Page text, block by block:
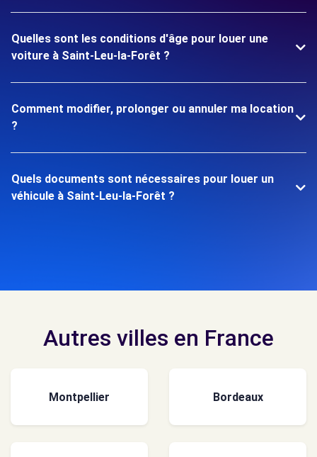
Quelles sont les conditions d'âge pour louer une
voiture à Saint-Leu-la-Forêt ?
Comment modifier, prolonger ou annuler ma location
?
Quels documents sont nécessaires pour louer un
véhicule à Saint-Leu-la-Forêt ?
Autres villes en France
Montpellier Bordeaux